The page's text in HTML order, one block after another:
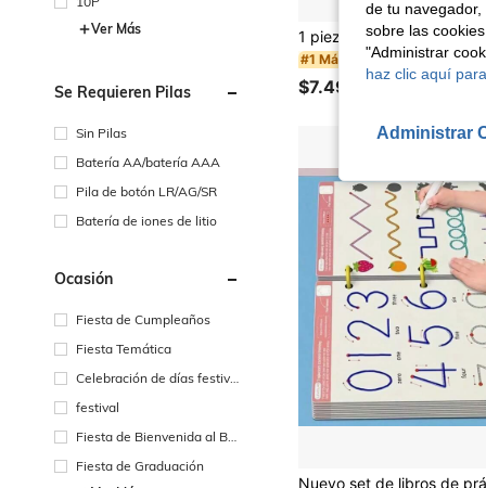
Ver Más
Se Requieren Pilas
Sin Pilas
Batería AA/batería AAA
Pila de botón LR/AG/SR
Batería de iones de litio
Ocasión
Fiesta de Cumpleaños
Fiesta Temática
Celebración de días festivo
festival
Fiesta de Bienvenida al Be
Fiesta de Graduación
#1 Más vendidos
$7.490 200+ vendidos
de tu
sobre las
"Administrar
haz clic aquí
Administrar